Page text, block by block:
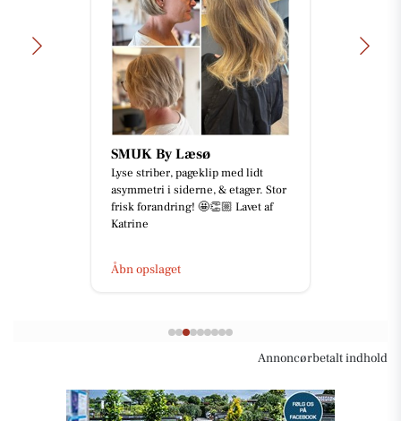
SMUK By Læsø
Lyse striber, pageklip med lidt
asymmetri i siderne, & etager. Stor
frisk forandring! 🤩👏🏼 Lavet af
Katrine
Åbn opslaget
Annoncørbetalt indhold